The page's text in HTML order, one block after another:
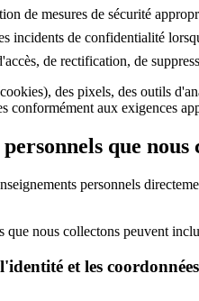
de mesures de sécurité
incidents de confidentialité
de rectification, de
des pixels, des outils
conformément aux exigences
que nous
personnels
que nous collectons peuvent
et les coordonnées